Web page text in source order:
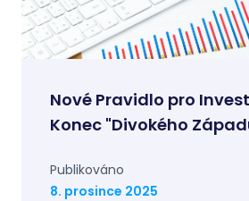
Nové Pravidlo pro
Konec "Divokého
Publikováno
8. prosince 2025